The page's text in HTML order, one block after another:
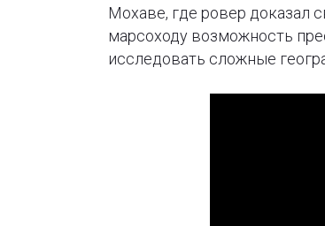
Мохаве, где ровер доказал
марсоходу возможность
исследовать сложные